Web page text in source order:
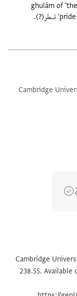
ghulām of
pride of the religion (majd al-khilāfa fakhr al-dīn)' قسطر(?).
Cambridge
הגדל וסובבCambridge
238.55.